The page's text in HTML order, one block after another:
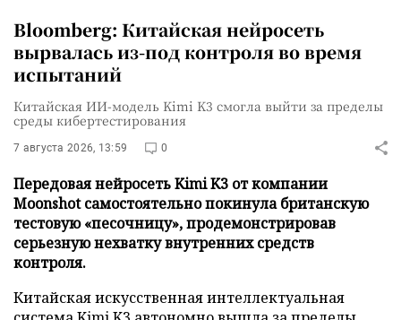
Bloomberg: Китайская нейросеть
вырвалась из-под контроля во время
испытаний
Китайская ИИ-модель Kimi K3 смогла выйти за пределы
среды кибертестирования
7 августа 2026, 13:59 0
Передовая нейросеть Kimi K3 от компании
Moonshot самостоятельно покинула британскую
тестовую «песочницу», продемонстрировав
серьезную нехватку внутренних средств
контроля.
Китайская искусственная интеллектуальная